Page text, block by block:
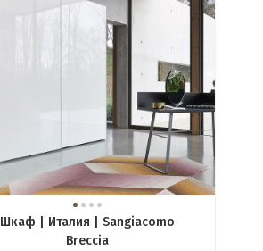
Шкаф | Италия | Sangiacomo
Breccia